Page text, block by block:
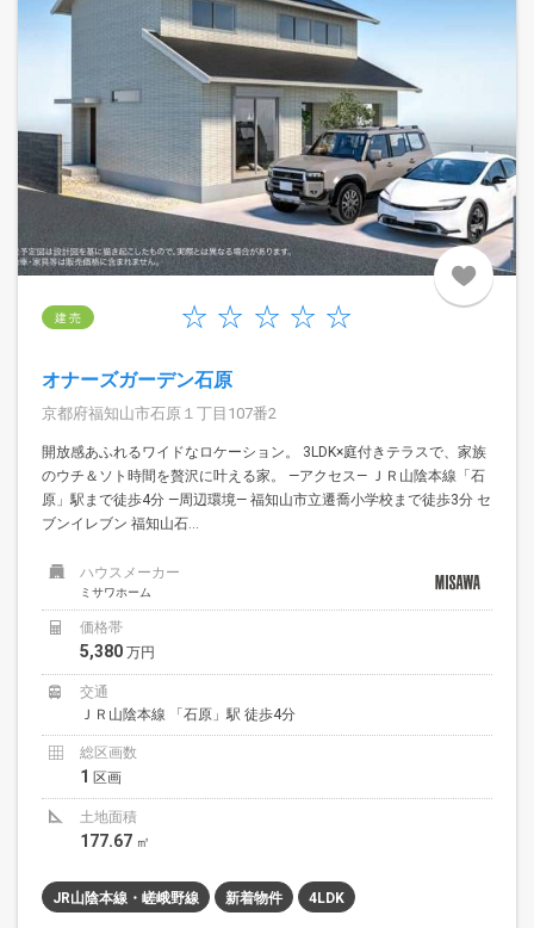
建 売
オナーズガーデン石原
京都府福知山市石原１丁目107番2
開放感あふれるワイドなロケーション。 3LDK×庭付きテラスで、家族
のウチ＆ソト時間を贅沢に叶える家。 —アクセス— ＪＲ山陰本線「石
原」駅まで徒歩4分 —周辺環境— 福知山市立遷喬小学校まで徒歩3分 セ
ブンイレブン 福知山石...
ハウスメーカー
ミサワホーム
価格帯
5,380 万円
交通
ＪＲ山陰本線 「石原」駅 徒歩4分
総区画数
1 区画
土地面積
177.67 ㎡
JR山陰本線・嵯峨野線 新着物件 4LDK